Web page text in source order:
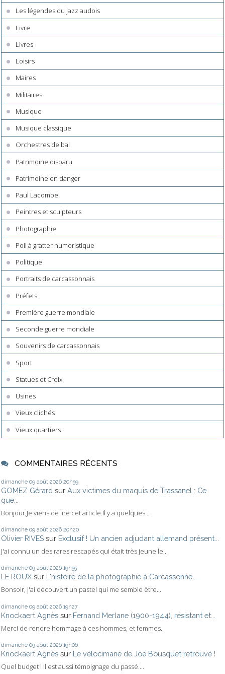
Les légendes du jazz audois
Livre
Livres
Loisirs
Maires
Militaires
Musique
Musique classique
Orchestres de bal
Patrimoine disparu
Patrimoine en danger
Paul Lacombe
Peintres et sculpteurs
Photographie
Poil à gratter humoristique
Politique
Portraits de carcassonnais
Préfets
Première guerre mondiale
Seconde guerre mondiale
Souvenirs de carcassonnais
Sport
Statues et Croix
Usines
Vieux clichés
Vieux quartiers
COMMENTAIRES RÉCENTS
dimanche 09 août 2026 20h59
GOMEZ Gérard sur Aux victimes du maquis de Trassanel : Ce
que...
Bonjour,Je viens de lire cet article.Il y a quelques...
dimanche 09 août 2026 20h20
Olivier RIVES sur Exclusif ! Un ancien adjudant allemand présent...
J'ai connu un des rares rescapés qui était très jeune le...
dimanche 09 août 2026 19h55
LE ROUX sur L'histoire de la photographie à Carcassonne...
Bonsoir, j'ai découvert un pastel qui me semble être...
dimanche 09 août 2026 19h27
Knockaert Agnès sur Fernand Merlane (1900-1944), résistant et...
Merci de rendre hommage à ces hommes, et femmes.
dimanche 09 août 2026 19h06
Knockaert Agnès sur Le vélocimane de Joë Bousquet retrouvé !
Quel budget ! Il est aussi témoignage du passé....